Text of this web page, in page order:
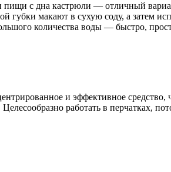
пищи с дна кастрюли — отличный
макают в сухую соду, а затем
количества воды — быстро,
и эффективное
работать в перчатках,